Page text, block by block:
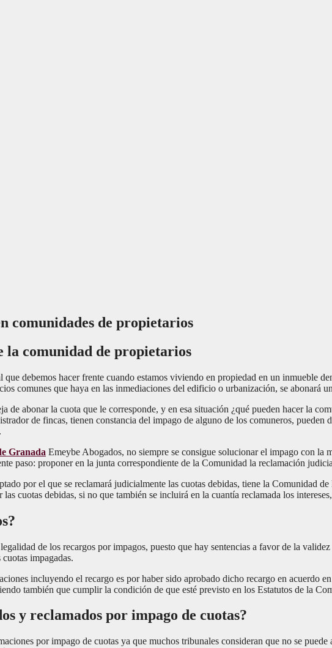
comunidades de propietarios
la comunidad de propietarios
debemos hacer frente cuando estamos viviendo en propiedad en un inmueble
comunes que haya en las inmediaciones del edificio o urbanización, se abonará
de abonar la cuota que le corresponde, y en esa situación ¿qué pueden hacer la
de fincas, tienen constancia del impago de alguno de los comuneros, pueden
Granada Emeybe Abogados, no siempre se consigue solucionar el impago con la
paso: proponer en la junta correspondiente de la Comunidad la reclamación
por el que se reclamará judicialmente las cuotas debidas, tiene la Comunidad
cuotas debidas, si no que también se incluirá en la cuantía reclamada los
de los recargos por impagos, puesto que hay sentencias a favor de la
impagadas.
incluyendo el recargo es por haber sido aprobado dicho recargo en acuerdo
también que cumplir la condición de que esté previsto en los Estatutos de la
y reclamados por impago de cuotas?
por impago de cuotas ya que muchos tribunales consideran que no se